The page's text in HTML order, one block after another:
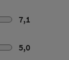
7,1
5,0